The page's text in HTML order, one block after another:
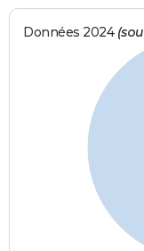
Données 2024